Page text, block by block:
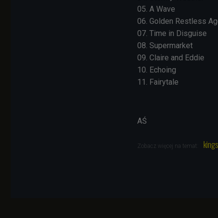
05. A Wave
06. Golden Restless
07. Time in Disguise
08. Supermarket
09. Claire and Eddie
10. Echoing
11. Fairytale
AŚ
Zobacz więcej na temat: